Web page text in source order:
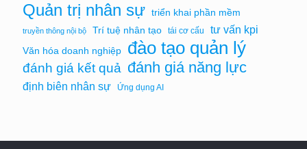
Quản trị nhân sự triển khai phần mềm
truyền thông nội bộ Trí tuệ nhân tạo tái cơ cấu tư vấn kpi
Văn hóa doanh nghiệp đào tạo quản lý
đánh giá kết quả đánh giá năng lực
định biên nhân sự Ứng dụng AI